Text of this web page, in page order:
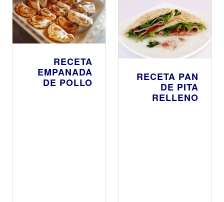
RECETA
EMPANADA
DE POLLO
RECETA PAN
DE PITA
RELLENO